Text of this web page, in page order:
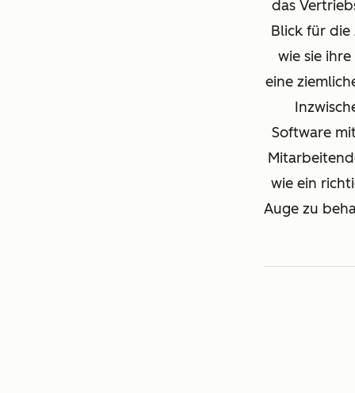
das
Blick für die
wie sie
eine
Software
wie ein
Auge zu